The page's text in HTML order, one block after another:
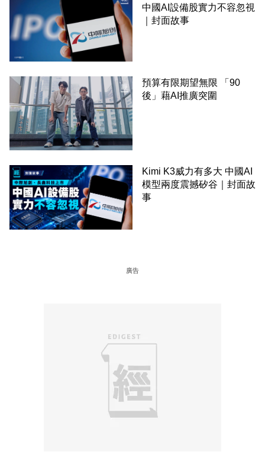
中國AI設備股實力不容忽視
｜封面故事
預算有限期望無限 「90
後」藉AI推廣突圍
Kimi K3威力有多大 中國AI
模型兩度震撼矽谷｜封面故
事
廣告